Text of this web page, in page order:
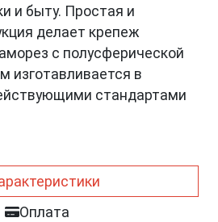
и быту. Простая и
делает крепеж
с полусферической
изготавливается в
стандартами
Оплата